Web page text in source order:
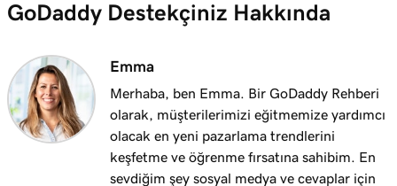
Ters ibraz nedir?
Ders 11 (/20)
GoDaddy Payments’ta müşterime para iadesi
yapma
Ders 12 (/20)
Neden askıya alınmış bir ödemem var?
GoDaddy Destekçiniz Hakkında
Emma
Merhaba, ben Emma. Bir GoDaddy Rehberi
olarak, müşterilerimizi eğitmemize yardımcı
olacak en yeni pazarlama trendlerini
keşfetme ve öğrenme fırsatına sahibim. En
sevdiğim şey sosyal medya ve cevaplar için